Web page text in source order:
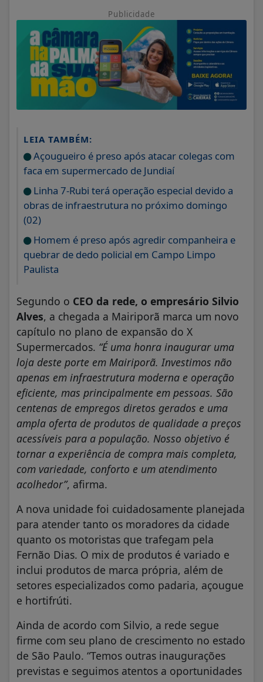
Publicidade
LEIA TAMBÉM:
Açougueiro é preso após atacar colegas com
faca em supermercado de Jundiaí
Linha 7-Rubi terá operação especial devido a
obras de infraestrutura no próximo domingo
(02)
Homem é preso após agredir companheira e
quebrar de dedo policial em Campo Limpo
Paulista
Segundo o CEO da rede, o empresário Silvio
Alves, a chegada a Mairiporã marca um novo
capítulo no plano de expansão do X
Supermercados. “É uma honra inaugurar uma
loja deste porte em Mairiporã. Investimos não
apenas em infraestrutura moderna e operação
eficiente, mas principalmente em pessoas. São
centenas de empregos diretos gerados e uma
ampla oferta de produtos de qualidade a preços
acessíveis para a população. Nosso objetivo é
tornar a experiência de compra mais completa,
com variedade, conforto e um atendimento
acolhedor”, afirma.
A nova unidade foi cuidadosamente planejada
para atender tanto os moradores da cidade
quanto os motoristas que trafegam pela
Fernão Dias. O mix de produtos é variado e
inclui produtos de marca própria, além de
setores especializados como padaria, açougue
e hortifrúti.
Ainda de acordo com Silvio, a rede segue
firme com seu plano de crescimento no estado
de São Paulo. “Temos outras inaugurações
previstas e seguimos atentos a oportunidades